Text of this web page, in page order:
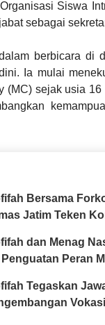
Siswa
sebagai
berbicara di
Ia mulai
(MC) sejak usia
Bersama
Jatim Teken
dan Menag
Peran
Tegaskan